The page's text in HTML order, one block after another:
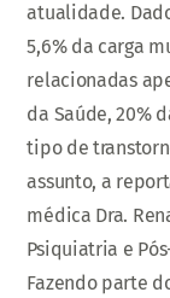
atualidade.
5,6% da carga
relacionadas
da Saúde, 20%
tipo de
assunto, a
médica Dra.
Psiquiatria e
Fazendo parte